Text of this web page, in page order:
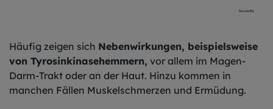
Novartis
Häufig zeigen sich Nebenwirkungen, beispielsweise
von Tyrosinkinasehemmern, vor allem im Magen-
Darm-Trakt oder an der Haut. Hinzu kommen in
manchen Fällen Muskelschmerzen und Ermüdung.